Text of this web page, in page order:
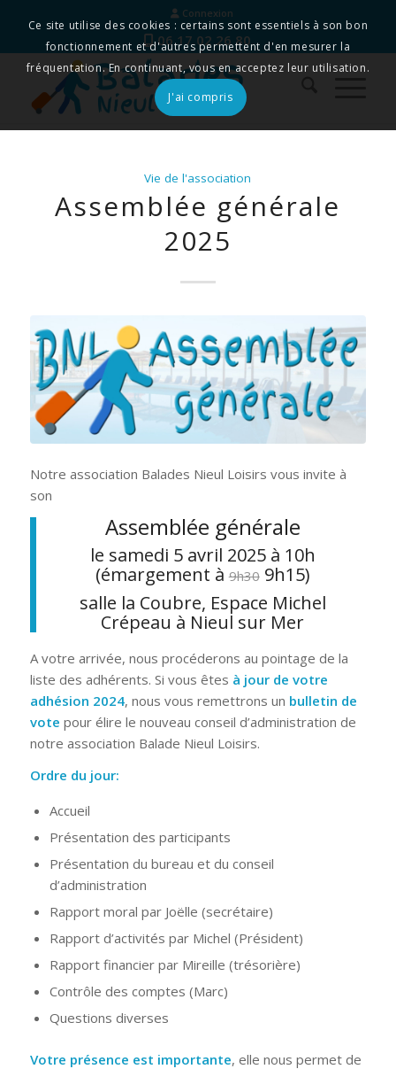
Connexion
06 17 02 26 80
Vie de l'association
Assemblée générale
2025
Notre association Balades Nieul Loisirs vous invite à
son
Assemblée générale
le samedi 5 avril 2025 à 10h
(émargement à9h309h15)
salle la Coubre, Espace Michel
Crépeau à Nieul sur Mer
A votre arrivée, nous procéderons au pointage de la
liste des adhérents. Si vous êtes à jour de votre
adhésion 2024, nous vous remettrons un bulletin de
vote pour élire le nouveau conseil d’administration de
notre association Balade Nieul Loisirs.
Ordre du jour:
Accueil
Présentation des participants
Présentation du bureau et du conseil
d’administration
Rapport moral par Joëlle (secrétaire)
Rapport d’activités par Michel (Président)
Rapport financier par Mireille (trésorière)
Contrôle des comptes (Marc)
Questions diverses
Votre présence est importante, elle nous permet de
Ce site utilise des cookies : certains sont essentiels à son bon
fonctionnement et d'autres permettent d'en mesurer la
fréquentation. En continuant, vous en acceptez leur utilisation.
J'ai compris